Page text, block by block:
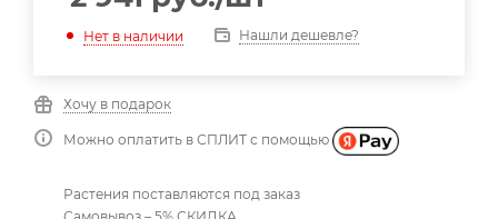
Нет в наличии Нашли дешевле?
Хочу в подарок
Можно оплатить в СПЛИТ с помощью
Растения поставляются под заказ